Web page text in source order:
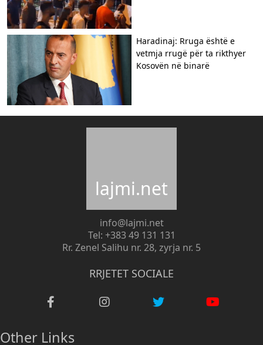
Haradinaj: Rruga është e
vetmja rrugë për ta rikthyer
Kosovën në binarë
lajmi.net
info@lajmi.net
Tel: +383 49 131 131
Rr. Zenel Salihu nr. 28, zyrja nr. 5
RRJETET SOCIALE
Other Links